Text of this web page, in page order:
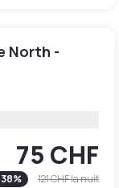
North -
75 CHF
38% 121 CHFla nuit